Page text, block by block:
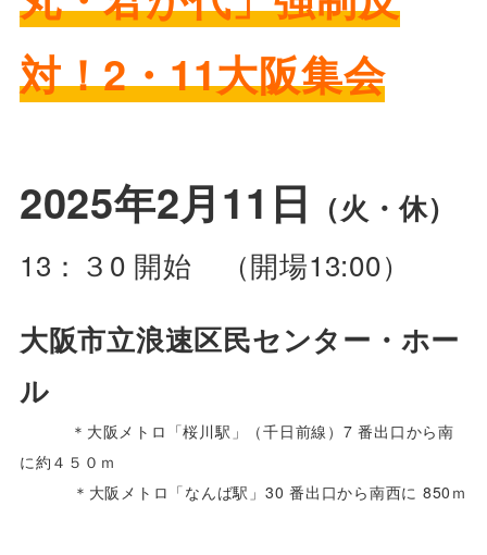
対！2・11大阪集会
2025年2月11日 （火・休）
13：３0 開始 （開場13:00）
大阪市立浪速区民センター・ホー
ル
＊大阪メトロ「桜川駅」（千日前線）7 番出口から南
に約４５０ｍ
＊大阪メトロ「なんば駅」30 番出口から南西に 850ｍ